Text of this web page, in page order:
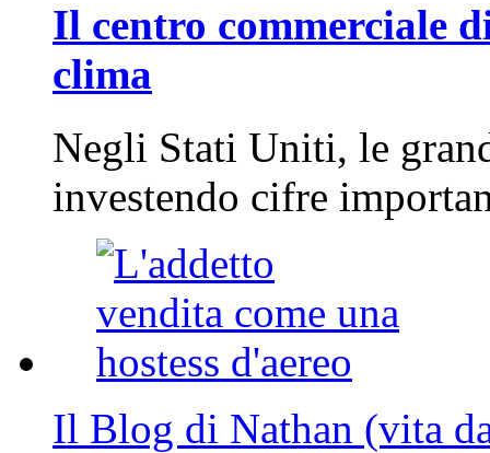
Il centro commerciale
clima
Negli Stati Uniti, le
investendo cifre
Il Blog di Nathan (vita